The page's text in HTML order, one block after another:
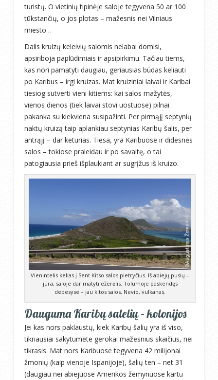
turistų. O vietinių tipinėje saloje tegyvena 50 ar 100
tūkstančių, o jos plotas – mažesnis nei Vilniaus
miesto…
Dalis kruizų keleivių salomis nelabai domisi,
apsiriboja paplūdimiais ir apsipirkimu. Tačiau tiems,
kas nori pamatyti daugiau, geriausias būdas keliauti
po Karibus – irgi kruizas. Mat kruiziniai laivai ir Karibai
tiesiog sutverti vieni kitiems: kai salos mažytės,
vienos dienos (tiek laivai stovi uostuose) pilnai
pakanka su kiekviena susipažinti. Per pirmąjį septynių
naktų kruizą taip aplankiau septynias Karibų šalis, per
antrąjį – dar keturias. Tiesa, yra Karibuose ir didesnės
salos – tokiose praleidau ir po savaitę, o tai
patogiausia prieš išplaukiant ar sugrįžus iš kruizo.
Vienintelis kelias į Sent Kitso salos pietryčius. Iš abiejų pusių –
jūra, saloje dar matyti ežerėlis. Tolumoje paskendęs
debesyse – jau kitos salos, Nevio, vulkanas.
Dauguma Karibų salelių – kolonijos
Jei kas nors paklaustų, kiek Karibų šalių yra iš viso,
tikriausiai sakytumėte gerokai mažesnius skaičius, nei
tikrasis. Mat nors Karibuose tegyvena 42 milijonai
žmonių (kaip vienoje Ispanijoje), šalių ten – net 31
(daugiau nei abiejuose Amerikos žemynuose kartu